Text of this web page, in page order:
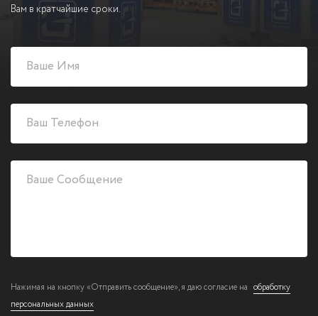
Вам в кратчайшие сроки.
Нажимая на кнопку «Отправить сообщение», я даю согласие на обработку
персональных данных